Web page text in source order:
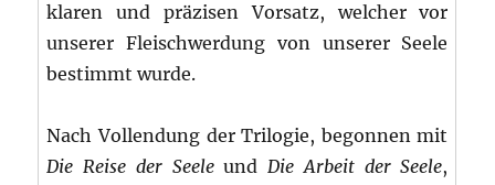
klaren und präzisen Vorsatz, welcher vor
unserer Fleischwerdung von unserer Seele
bestimmt wurde.
Nach Vollendung der Trilogie, begonnen mit
Die Reise der SeeleundDie Arbeit der Seele,